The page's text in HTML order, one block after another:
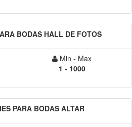
BODAS HALL DE FOTOS
Min - Max
1 - 1000
PARA BODAS ALTAR